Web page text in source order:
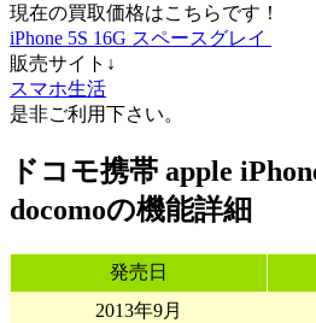
現在の買取価格はこちらです！
iPhone 5S 16G スペースグレイ
販売サイト↓
スマホ生活
是非ご利用下さい。
ドコモ携帯 apple
docomoの機能詳細
発売日
2013年9月